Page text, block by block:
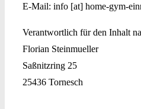
E-Mail: info [at] home-gym-
Verantwortlich für den Inhalt
Florian Steinmueller
Saßnitzring 25
25436 Tornesch